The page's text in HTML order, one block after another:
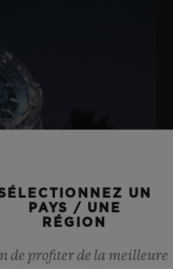
UN
PAYS / UNE
RÉGION
de profiter de la meilleure